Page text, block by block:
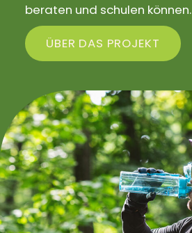
beraten und schulen können.
ÜBER DAS PROJEKT